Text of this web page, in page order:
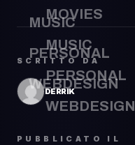
MUSIC
PERSONAL
WEBDESIGN
MOVIES
MUSIC
PERSONAL
WEBDESIGN
SCRITTO DA
DERRIK
PUBBLICATO IL